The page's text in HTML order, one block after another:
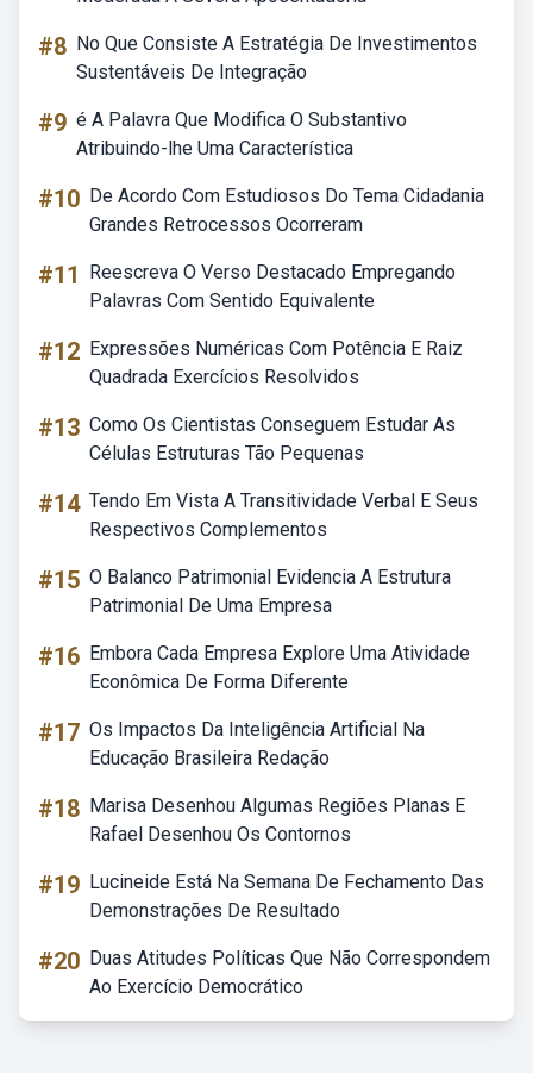
#8 No Que Consiste A Estratégia De Investimentos
Sustentáveis De Integração
#9 é A Palavra Que Modifica O Substantivo
Atribuindo-lhe Uma Característica
#10 De Acordo Com Estudiosos Do Tema Cidadania
Grandes Retrocessos Ocorreram
#11
Reescreva O Verso Destacado Empregando
Palavras Com Sentido Equivalente
#12 Expressões Numéricas Com Potência E Raiz
Quadrada Exercícios Resolvidos
#13 Como Os Cientistas Conseguem Estudar As
Células Estruturas Tão Pequenas
#14 Tendo Em Vista A Transitividade Verbal E Seus
Respectivos Complementos
#15 O Balanco Patrimonial Evidencia A Estrutura
Patrimonial De Uma Empresa
#16 Embora Cada Empresa Explore Uma Atividade
Econômica De Forma Diferente
#17 Os Impactos Da Inteligência Artificial Na
Educação Brasileira Redação
#18 Marisa Desenhou Algumas Regiões Planas E
Rafael Desenhou Os Contornos
#19 Lucineide Está Na Semana De Fechamento Das
Demonstrações De Resultado
#20 Duas Atitudes Políticas Que Não Correspondem
Ao Exercício Democrático